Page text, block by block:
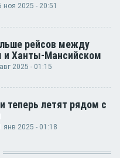
ноя 2025 - 20:51
рейсов между
и Ханты-Мансийском
авг 2025 - 01:15
теперь летят рядом с
янв 2025 - 01:18